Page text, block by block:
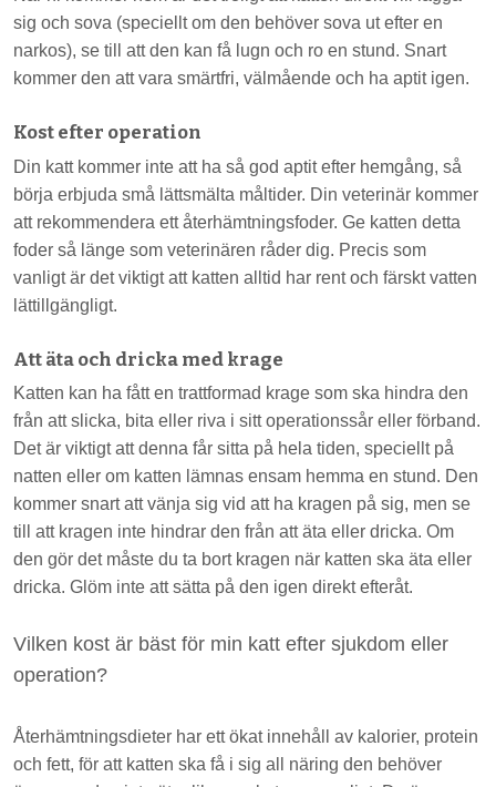
sig och sova (speciellt om den behöver sova ut efter en
narkos), se till att den kan få lugn och ro en stund. Snart
kommer den att vara smärtfri, välmående och ha aptit igen.
Kost efter operation
Din katt kommer inte att ha så god aptit efter hemgång, så
börja erbjuda små lättsmälta måltider. Din veterinär kommer
att rekommendera ett återhämtningsfoder. Ge katten detta
foder så länge som veterinären råder dig. Precis som
vanligt är det viktigt att katten alltid har rent och färskt vatten
lättillgängligt.
Att äta och dricka med krage
Katten kan ha fått en trattformad krage som ska hindra den
från att slicka, bita eller riva i sitt operationssår eller förband.
Det är viktigt att denna får sitta på hela tiden, speciellt på
natten eller om katten lämnas ensam hemma en stund. Den
kommer snart att vänja sig vid att ha kragen på sig, men se
till att kragen inte hindrar den från att äta eller dricka. Om
den gör det måste du ta bort kragen när katten ska äta eller
dricka. Glöm inte att sätta på den igen direkt efteråt.
Vilken kost är bäst för min katt efter sjukdom eller
operation?
Återhämtningsdieter har ett ökat innehåll av kalorier, protein
och fett, för att katten ska få i sig all näring den behöver